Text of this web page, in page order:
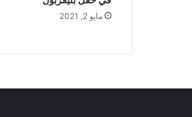
مايو 2, 2021